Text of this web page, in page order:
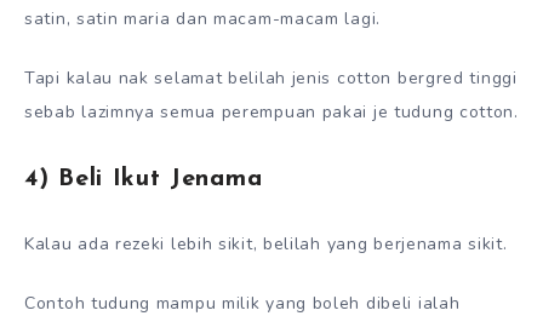
satin, satin maria dan macam-macam lagi.
Tapi kalau nak selamat belilah jenis cotton bergred tinggi
sebab lazimnya semua perempuan pakai je tudung cotton.
4) Beli Ikut Jenama
Kalau ada rezeki lebih sikit, belilah yang berjenama sikit.
Contoh tudung mampu milik yang boleh dibeli ialah